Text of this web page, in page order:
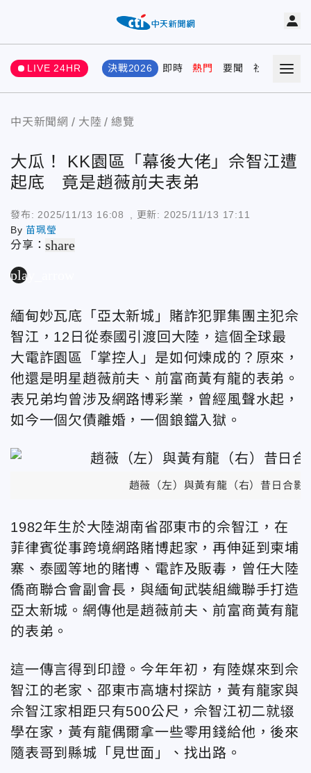
LIVE 24HR 決戰2026 即時 熱門 要聞 社會 娛樂
中天新聞網 大陸 總覽
大瓜！ KK園區「幕後大佬」佘智江遭
起底 竟是趙薇前夫表弟
發布: 2025/11/13 16:08 , 更新: 2025/11/13 17:11
By 苗珮瑩
分享：share
play_arrow
緬甸妙瓦底「亞太新城」賭詐犯罪集團主犯佘
智江，12日從泰國引渡回大陸，這個全球最
大電詐園區「掌控人」是如何煉成的？原來，
他還是明星趙薇前夫、前富商黃有龍的表弟。
表兄弟均曾涉及網路博彩業，曾經風聲水起，
如今一個欠債離婚，一個鋃鐺入獄。
趙薇（左）與黃有龍（右）昔日合影
1982年生於大陸湖南省邵東市的佘智江，在
菲律賓從事跨境網路賭博起家，再伸延到柬埔
寨、泰國等地的賭博、電詐及販毒，曾任大陸
僑商聯合會副會長，與緬甸武裝組織聯手打造
亞太新城。網傳他是趙薇前夫、前富商黃有龍
的表弟。
這一傳言得到印證。今年年初，有陸媒來到佘
智江的老家、邵東市高塘村探訪，黃有龍家與
佘智江家相距只有500公尺，佘智江初二就辍
學在家，黃有龍偶爾拿一些零用錢給他，後來
隨表哥到縣城「見世面」、找出路。